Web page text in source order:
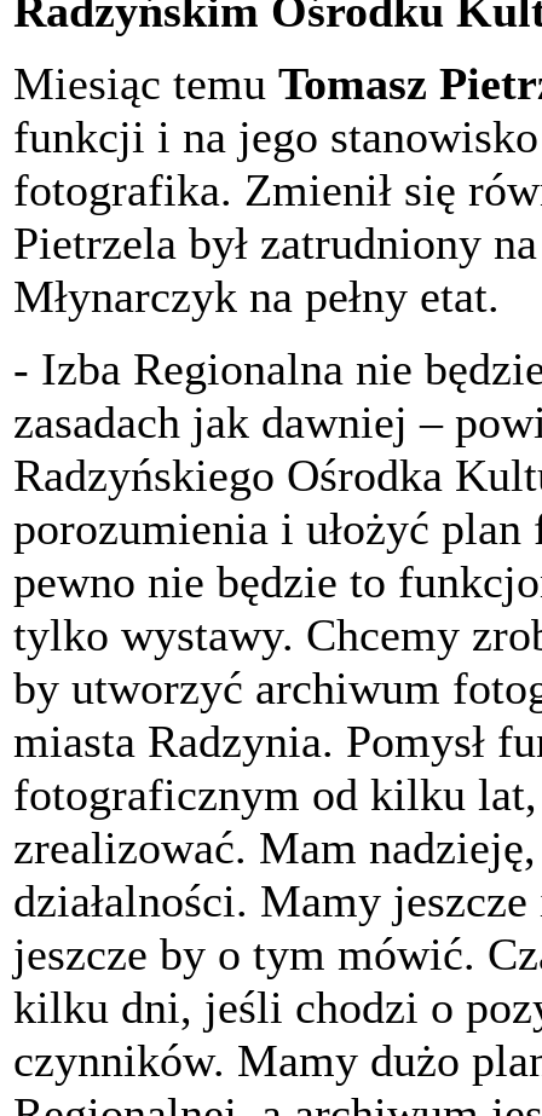
Radzyńskim Ośrodku
Miesiąc temu Tomasz
funkcji i na jego
fotografika. Zmienił się
Pietrzela był zatrudniony
Młynarczyk na pełny etat.
- Izba Regionalna nie
zasadach jak dawniej –
Radzyńskiego Ośrodka
porozumienia i ułożyć
pewno nie będzie to
tylko wystawy. Chcemy
by utworzyć archiwum
miasta Radzynia. Pomysł
fotograficznym od kilku lat,
zrealizować. Mam
działalności. Mamy
jeszcze by o tym mówić.
kilku dni, jeśli chodzi o
czynników. Mamy dużo